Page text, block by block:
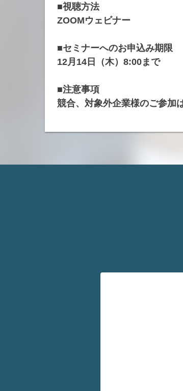
■視聴方法
ZOOMウェビナー
■セミナーへのお申込み期限
12月14日（木）8:00まで
■注意事項
競合、対象外企業様のご参加